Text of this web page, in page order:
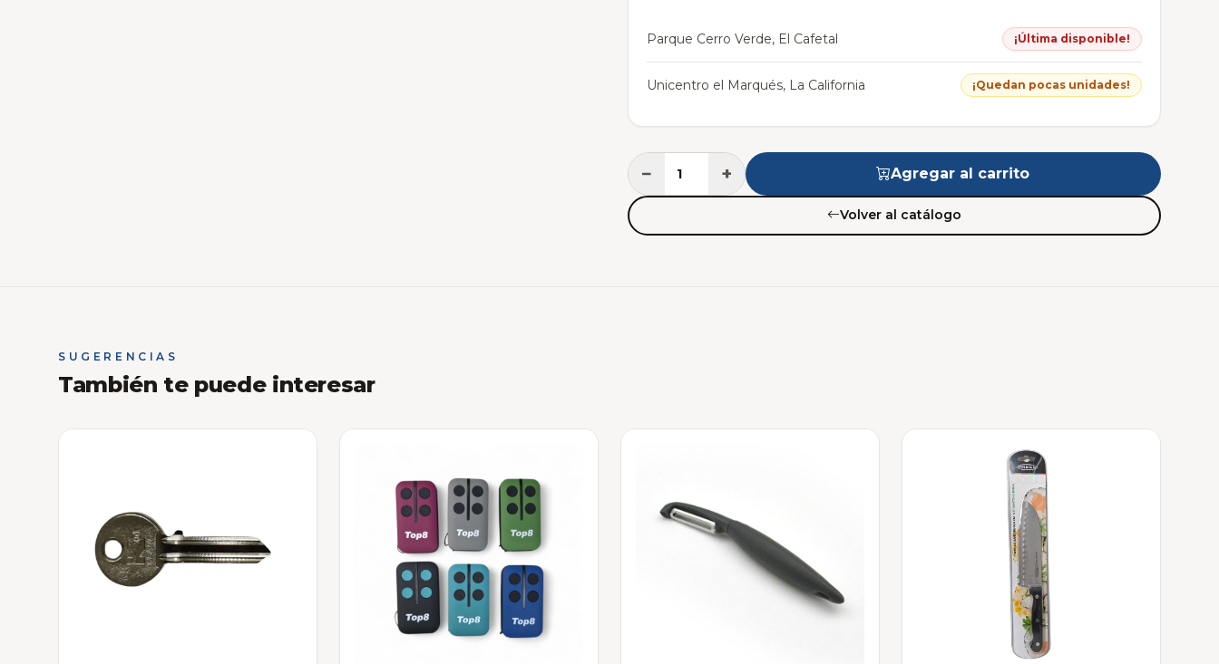
Parque Cerro Verde, El Cafetal ¡Última disponible!
Unicentro el Marqués, La California ¡Quedan pocas unidades!
− + Agregar al carrito
Volver al catálogo
SUGERENCIAS
También te puede interesar